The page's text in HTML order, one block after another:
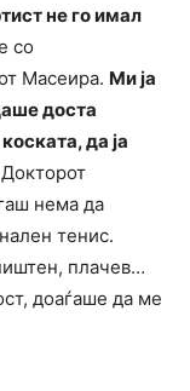
не го имал
со
Масеира. Ми ја
доста
да ја
нема да
тенис.
плачев…
доаѓаше да ме